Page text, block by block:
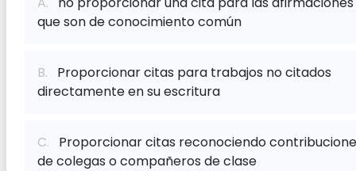
que son de conocimiento común
B. Proporcionar citas para trabajos no citados
directamente en su escritura
C. Proporcionar citas reconociendo
de colegas o compañeros de clase